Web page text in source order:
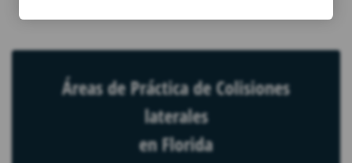
Áreas de Práctica de Colisiones
laterales
en Florida